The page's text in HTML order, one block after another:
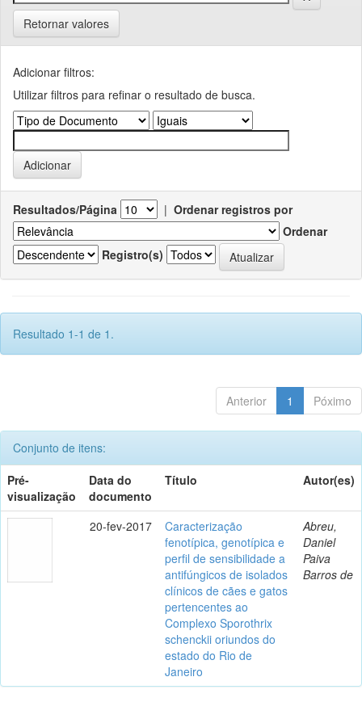
Retornar valores
Adicionar filtros:
Utilizar filtros para refinar o resultado de busca.
Resultados/Página | Ordenar registros por
Ordenar
Registro(s)
Resultado 1-1 de 1.
Anterior 1 Póximo
Conjunto de itens:
Pré-
visualização
Data do
documento
Título Autor(es)
20-fev-2017
Caracterização
fenotípica, genotípica e
perfil de sensibilidade a
antifúngicos de isolados
clínicos de cães e gatos
pertencentes ao
Complexo Sporothrix
schenckii oriundos do
estado do Rio de
Janeiro
Abreu,
Daniel
Paiva
Barros de